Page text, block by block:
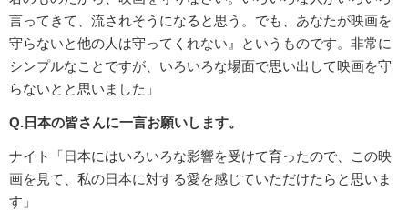
言ってきて、流されそうになると思う。でも、あなたが映画を
守らないと他の人は守ってくれない』というものです。非常に
シンプルなことですが、いろいろな場面で思い出して映画を守
らないとと思いました」
Q.日本の皆さんに一言お願いします。
ナイト「日本にはいろいろな影響を受けて育ったので、この映
画を見て、私の日本に対する愛を感じていただけたらと思いま
す」